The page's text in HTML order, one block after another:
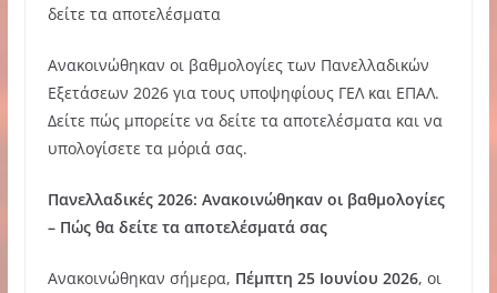
δείτε τα αποτελέσματα
Ανακοινώθηκαν οι βαθμολογίες των Πανελλαδικών
Εξετάσεων 2026 για τους υποψηφίους ΓΕΛ και ΕΠΑΛ.
Δείτε πώς μπορείτε να δείτε τα αποτελέσματα και να
υπολογίσετε τα μόριά σας.
Πανελλαδικές 2026: Ανακοινώθηκαν οι βαθμολογίες
– Πώς θα δείτε τα αποτελέσματά σας
Ανακοινώθηκαν σήμερα, Πέμπτη 25 Ιουνίου 2026, οι